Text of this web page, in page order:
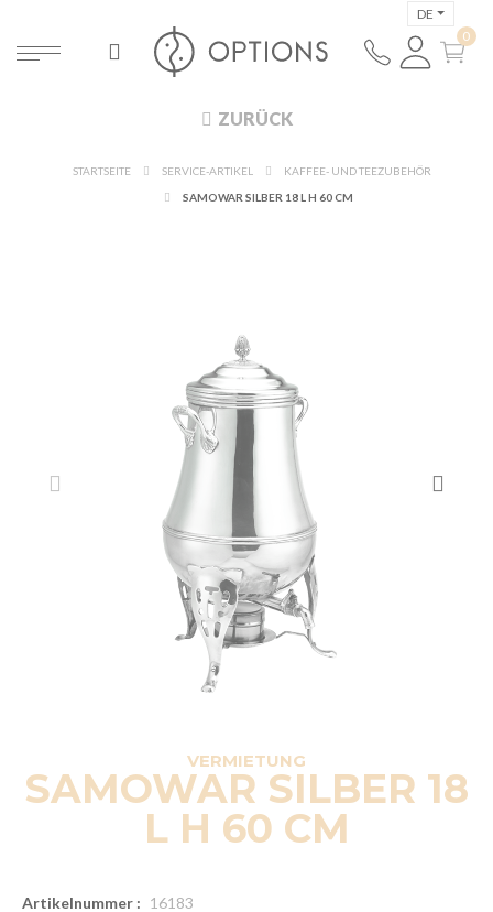
DE
ZURÜCK
STARTSEITE SERVICE-ARTIKEL
KAFFEE- UND TEEZUBEHÖR
SAMOWAR SILBER 18 L H 60 CM
VERMIETUNG
SAMOWAR SILBER 18
L H 60 CM
Artikelnummer : 16183